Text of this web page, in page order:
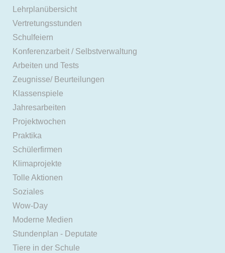
Lehrplanübersicht
Vertretungsstunden
Schulfeiern
Konferenzarbeit / Selbstverwaltung
Arbeiten und Tests
Zeugnisse/ Beurteilungen
Klassenspiele
Jahresarbeiten
Projektwochen
Praktika
Schülerfirmen
Klimaprojekte
Tolle Aktionen
Soziales
Wow-Day
Moderne Medien
Stundenplan - Deputate
Tiere in der Schule